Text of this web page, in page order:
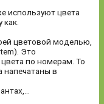
используют цвета
цветовой моделью,
Это
по номерам. То
напечатаны в